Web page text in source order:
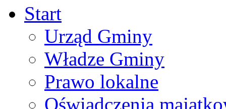
Start
Urząd Gminy
Władze Gminy
Prawo lokalne
Oświadczenia